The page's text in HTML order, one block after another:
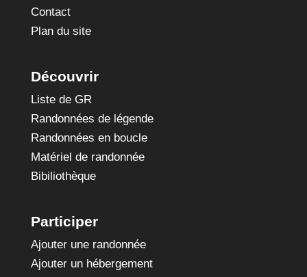
Contact
Plan du site
Découvrir
Liste de GR
Randonnées de légende
Randonnées en boucle
Matériel de randonnée
Bibiliothèque
Participer
Ajouter une randonnée
Ajouter un hébergement